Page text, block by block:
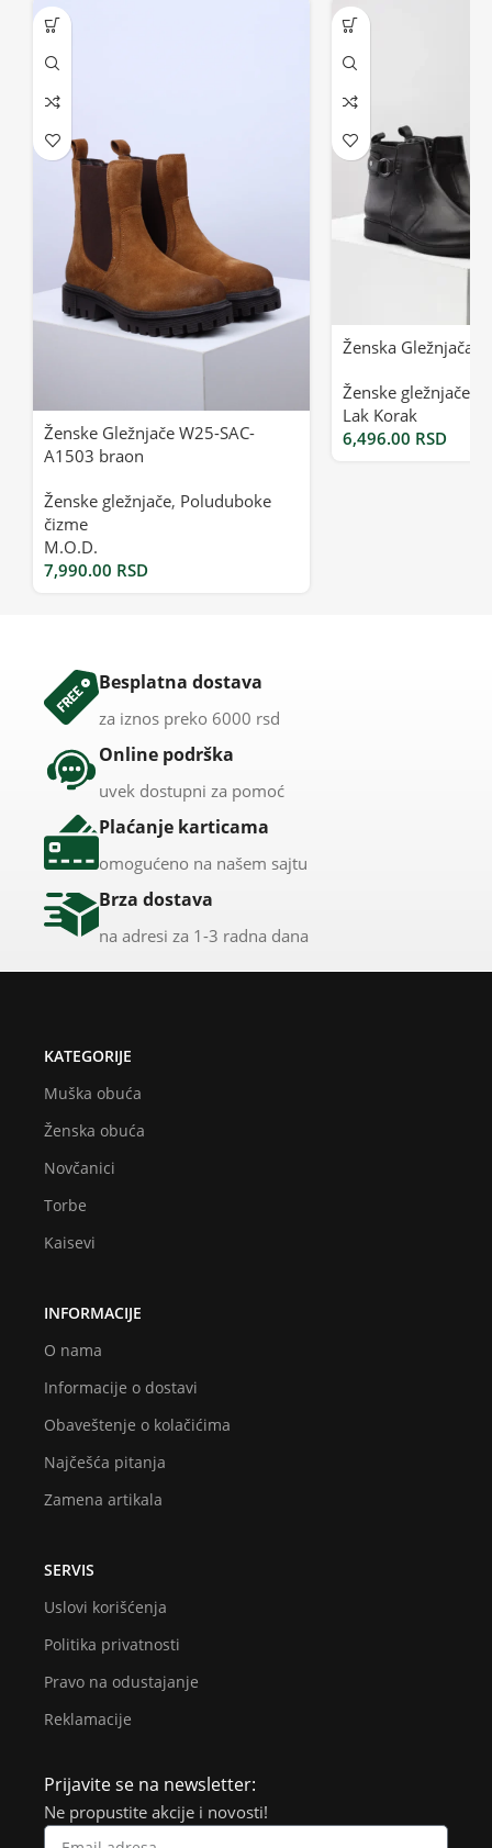
Ženske Gležnjače W25-SAC-
A1503 braon
Ženske gležnjače, Poluduboke
čizme
M.O.D.
7,990.00 RSD
Ženska Gležnjača
Ženske gležnjače
Lak Korak
6,496.00 RSD
Besplatna dostava
za iznos preko 6000 rsd
Online podrška
uvek dostupni za pomoć
Plaćanje karticama
omogućeno na našem sajtu
Brza dostava
na adresi za 1-3 radna dana
KATEGORIJE
Muška obuća
Ženska obuća
Novčanici
Torbe
Kaisevi
INFORMACIJE
O nama
Informacije o dostavi
Obaveštenje o kolačićima
Najčešća pitanja
Zamena artikala
SERVIS
Uslovi korišćenja
Politika privatnosti
Pravo na odustajanje
Reklamacije
Prijavite se na newsletter:
Ne propustite akcije i novosti!